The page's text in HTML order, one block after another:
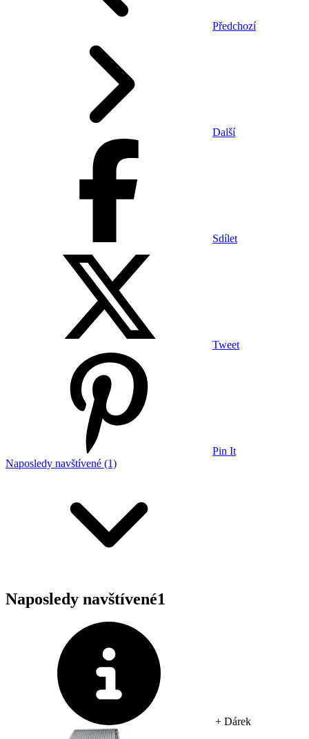
Předchozí
Další
Sdílet
Tweet
Pin It
Naposledy navštívené (1)
Naposledy navštívené1
+ Dárek